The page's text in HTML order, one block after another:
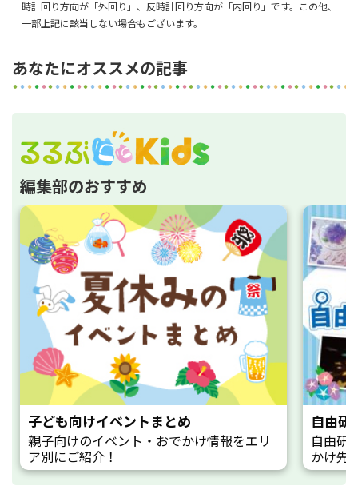
時計回り方向が「外回り」、反時計回り方向が「内回り」です。この他、
一部上記に該当しない場合もございます。
あなたにオススメの記事
編集部のおすすめ
子ども向けイベントまとめ
親子向けのイベント・おでかけ情報をエリ
ア別にご紹介！
自由研
自由研
かけ先